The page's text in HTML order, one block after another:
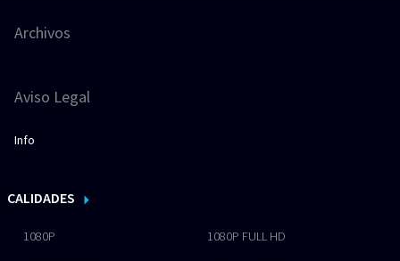
Archivos
Aviso Legal
Info
CALIDADES
1080P 1080P FULL HD